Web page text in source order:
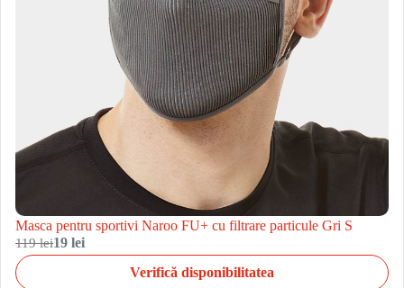
Masca pentru sportivi Naroo FU+ cu filtrare particule Gri S
119 lei19 lei
Verifică disponibilitatea